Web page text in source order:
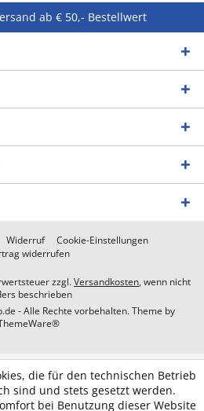
ab € 50,- Bestellwert
Widerruf
Cookie-Einstellungen
widerrufen
zzgl.Versandkosten, wenn nicht
beschrieben
- Alle Rechte vorbehalten. Theme by
die für den technischen Betrieb
sind und stets gesetzt werden.
bei Benutzung dieser Website